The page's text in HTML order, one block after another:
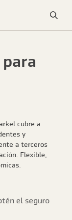
cubre a
y
a terceros
Flexible,
el seguro